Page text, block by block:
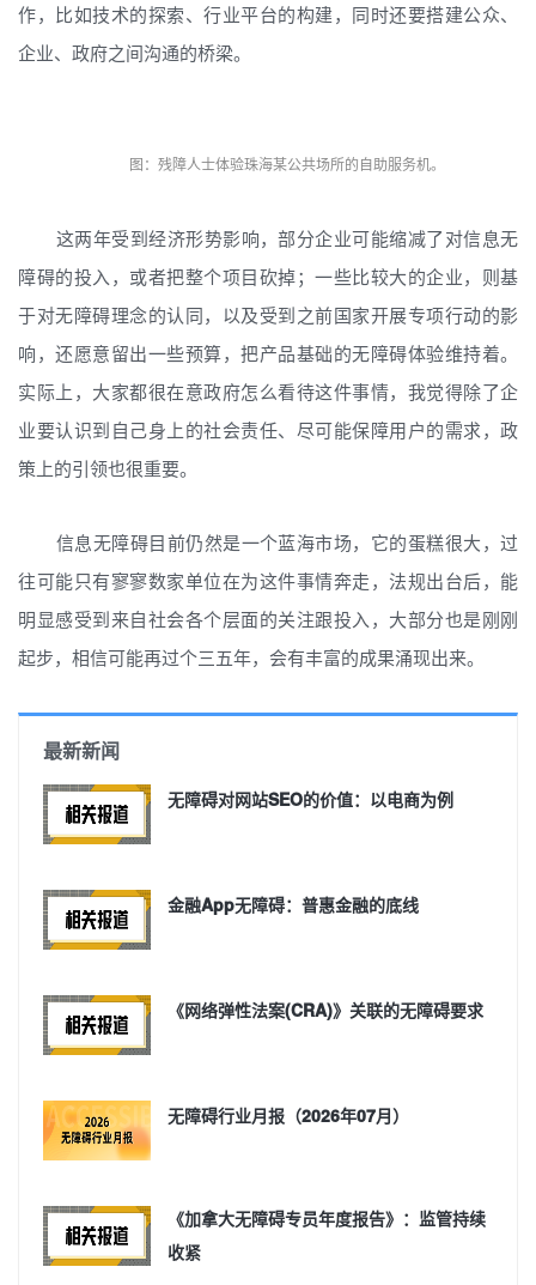
作，比如技术的探索、行业平台的构建，同时还要搭建公众、
企业、政府之间沟通的桥梁。
图：残障人士体验珠海某公共场所的自助服务机。
这两年受到经济形势影响，部分企业可能缩减了对信息无
障碍的投入，或者把整个项目砍掉；一些比较大的企业，则基
于对无障碍理念的认同，以及受到之前国家开展专项行动的影
响，还愿意留出一些预算，把产品基础的无障碍体验维持着。
实际上，大家都很在意政府怎么看待这件事情，我觉得除了企
业要认识到自己身上的社会责任、尽可能保障用户的需求，政
策上的引领也很重要。
信息无障碍目前仍然是一个蓝海市场，它的蛋糕很大，过
往可能只有寥寥数家单位在为这件事情奔走，法规出台后，能
明显感受到来自社会各个层面的关注跟投入，大部分也是刚刚
起步，相信可能再过个三五年，会有丰富的成果涌现出来。
最新新闻
无障碍对网站SEO的价值：以电商为例
金融App无障碍：普惠金融的底线
《网络弹性法案(CRA)》关联的无障碍要求
无障碍行业月报（2026年07月）
《加拿大无障碍专员年度报告》：监管持续
收紧